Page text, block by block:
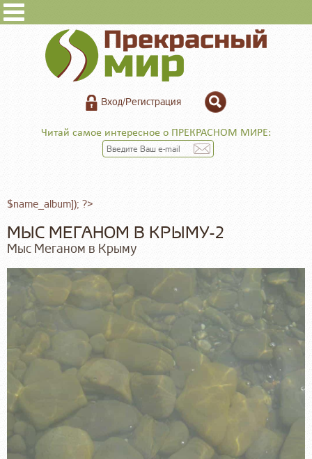
Вход/Регистрация
Читай самое интересное о ПРЕКРАСНОМ МИРЕ:
$name_album]); ?>
МЫС МЕГАНОМ В КРЫМУ-2
Мыс Меганом в Крыму